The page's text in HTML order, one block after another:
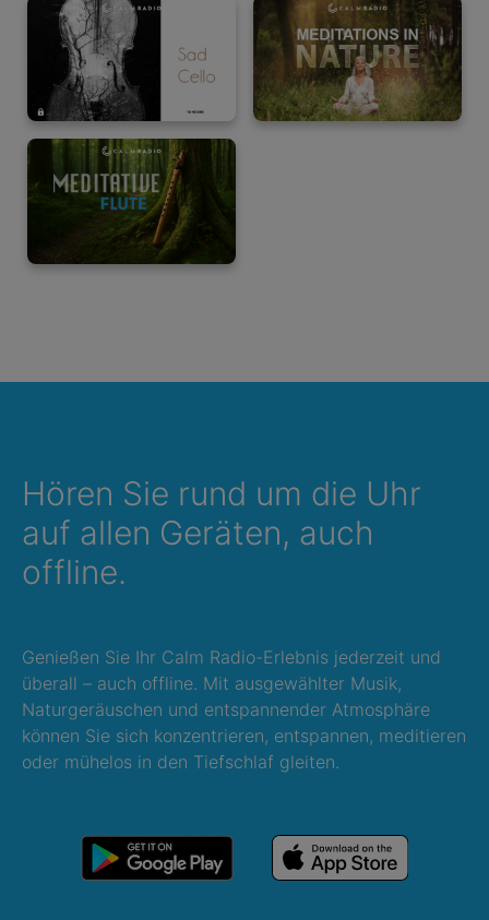
Hören Sie rund um die Uhr
auf allen Geräten, auch
offline.
Genießen Sie Ihr Calm Radio-Erlebnis jederzeit und
überall – auch offline. Mit ausgewählter Musik,
Naturgeräuschen und entspannender Atmosphäre
können Sie sich konzentrieren, entspannen, meditieren
oder mühelos in den Tiefschlaf gleiten.